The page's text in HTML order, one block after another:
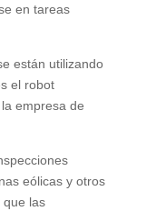
en tareas
están utilizando
el robot
empresa de
eólicas y otros
que las